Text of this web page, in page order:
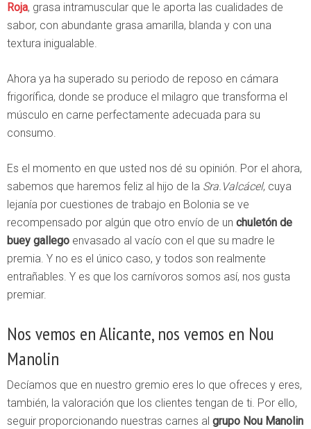
Roja, grasa intramuscular que le aporta las cualidades de
sabor, con abundante grasa amarilla, blanda y con una
textura inigualable.
Ahora ya ha superado su periodo de reposo en cámara
frigorífica, donde se produce el milagro que transforma el
músculo en carne perfectamente adecuada para su
consumo.
Es el momento en que usted nos dé su opinión. Por el ahora,
sabemos que haremos feliz al hijo de la Sra.Valcácel, cuya
lejanía por cuestiones de trabajo en Bolonia se ve
recompensado por algún que otro envío de un chuletón de
buey gallego envasado al vacío con el que su madre le
premia. Y no es el único caso, y todos son realmente
entrañables. Y es que los carnívoros somos así, nos gusta
premiar.
Nos vemos en Alicante, nos vemos en Nou
Manolin
Decíamos que en nuestro gremio eres lo que ofreces y eres,
también, la valoración que los clientes tengan de ti. Por ello,
seguir proporcionando nuestras carnes al grupo Nou Manolin